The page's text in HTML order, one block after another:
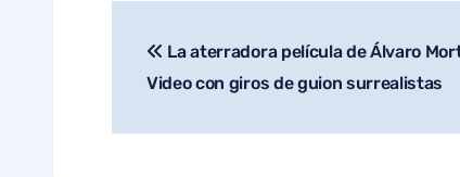
Navegación
de
La aterradora película de Álvaro
Video con giros de guion surrealistas